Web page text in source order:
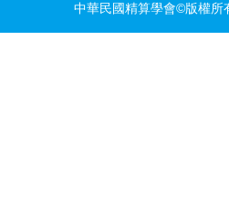
中華民國精算學